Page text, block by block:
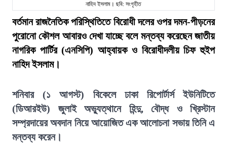
নাহিদ ইসলাম। ছবি: সংগৃহীত
বর্তমান রাজনৈতিক পরিস্থিতিতে বিরোধী দলের ওপর দমন-পীড়নের
পুরোনো কৌশল আবারও দেখা যাচ্ছে বলে মন্তব্য করেছেন জাতীয়
নাগরিক পার্টির (এনসিপি) আহ্বায়ক ও বিরোধীদলীয় চিফ হুইপ
নাহিদ ইসলাম।
শনিবার (১ আগস্ট) বিকেলে ঢাকা রিপোর্টার্স ইউনিটিতে
(ডিআরইউ) জুলাই অভ্যুত্থানে হিন্দু, বৌদ্ধ ও খ্রিস্টান
সম্প্রদায়ের অবদান নিয়ে আয়োজিত এক আলোচনা সভায় তিনি এ
মন্তব্য করেন।